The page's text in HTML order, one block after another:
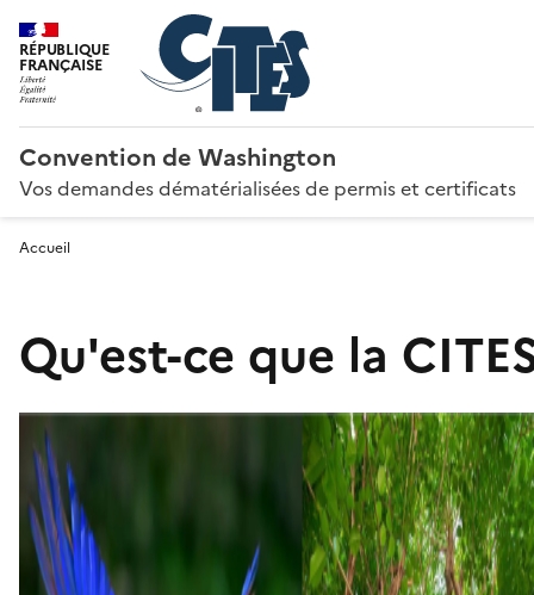
RÉPUBLIQUE
FRANÇAISE
Convention de Washington
Vos demandes dématérialisées de permis et certificats
Accueil
Qu'est-ce que la